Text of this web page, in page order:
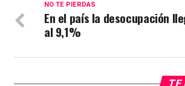
NO TE PIERDAS
En el país la desocupación
al 9,1%
TE